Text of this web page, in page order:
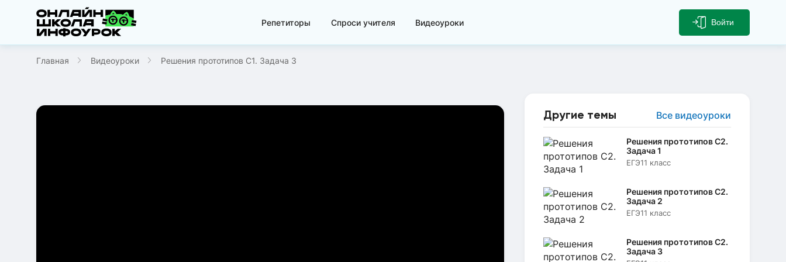
Репетиторы Спроси учителя Видеоуроки Войти
Главная Видеоуроки Решения прототипов C1. Задача 3
Другие темы Все видеоуроки
Решения прототипов C2.
Задача 1
ЕГЭ11 класс
Решения прототипов C2.
Задача 2
ЕГЭ11 класс
Решения прототипов C2.
Задача 3